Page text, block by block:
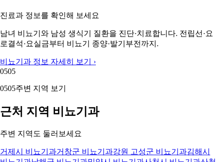
진료과 정보를 확인해 보세요
남녀 비뇨기와 남성 생식기 질환을 진단·치료합니다. 전립선·요
로결석·요실금부터 비뇨기 종양·발기부전까지.
비뇨기과 정보 자세히 보기 ›
0505
0505주변 지역 보기
근처 지역 비뇨기과
주변 지역도 둘러보세요
거제시 비뇨기과거창군 비뇨기과강원 고성군 비뇨기과김해시